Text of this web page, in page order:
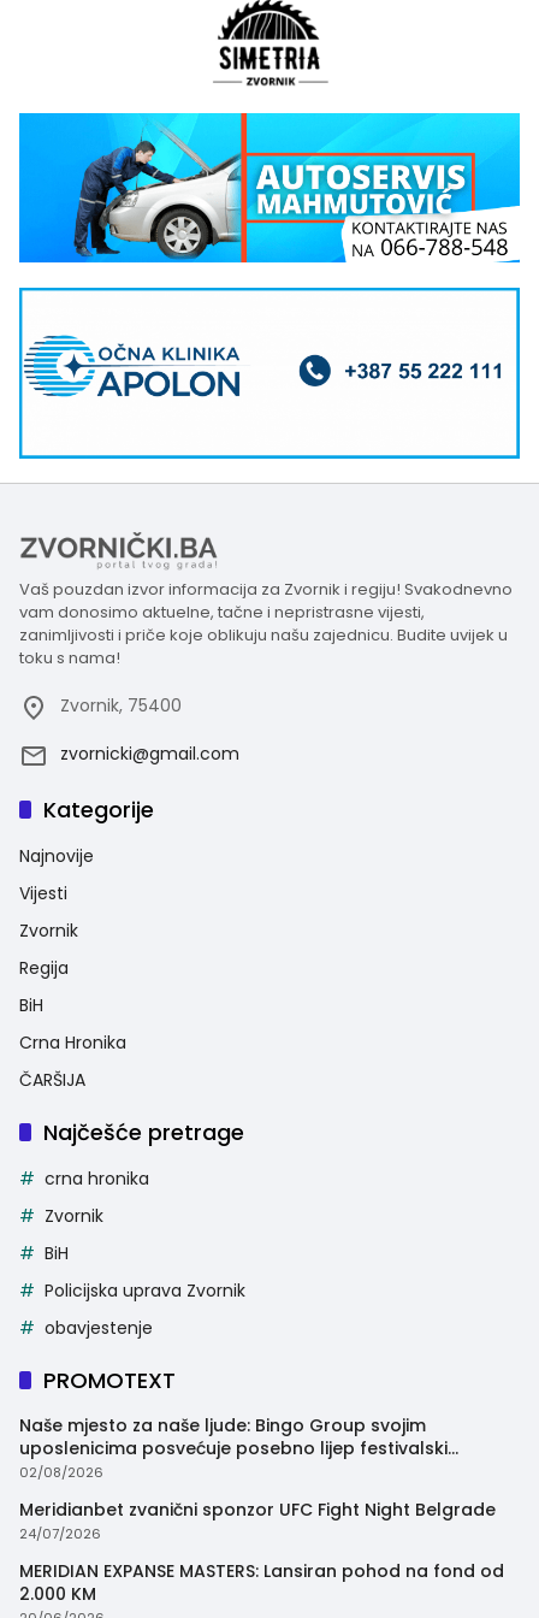
Vaš pouzdan izvor informacija za Zvornik i regiju! Svakodnevno
vam donosimo aktuelne, tačne i nepristrasne vijesti,
zanimljivosti i priče koje oblikuju našu zajednicu. Budite uvijek u
toku s nama!
Zvornik, 75400
zvornicki@gmail.com
Kategorije
Najnovije
Vijesti
Zvornik
Regija
BiH
Crna Hronika
ČARŠIJA
Najčešće pretrage
crna hronika
Zvornik
BiH
Policijska uprava Zvornik
obavjestenje
PROMOTEXT
Naše mjesto za naše ljude: Bingo Group svojim
uposlenicima posvećuje posebno lijep festivalski
trenutak
02/08/2026
Meridianbet zvanični sponzor UFC Fight Night Belgrade
24/07/2026
MERIDIAN EXPANSE MASTERS: Lansiran pohod na fond od
2.000 KM